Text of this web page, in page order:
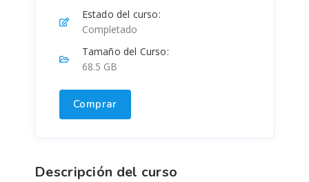
Descripción del curso
Estado del curso:
Completado
Tamaño del Curso:
68.5 GB
Comprar